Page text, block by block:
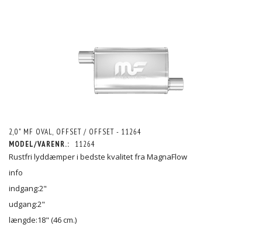
2,0" MF OVAL, OFFSET / OFFSET - 11264
MODEL/VARENR.:
11264
Rustfri lyddæmper i bedste kvalitet fra MagnaFlow
info
indgang:2"
udgang:2"
længde:18" (46 cm.)